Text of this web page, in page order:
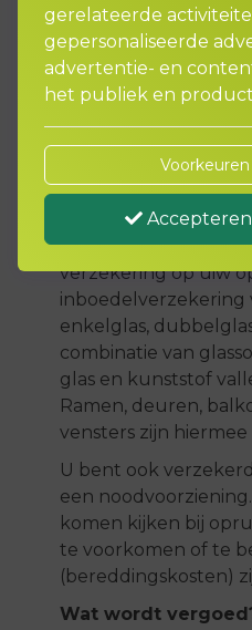
Een kapotte ruit
huis of een
van een boom? De
schade die ontstaat
huis. Ook als u per
De Glasverzekering
verzekering op uiw
inboedelverzekering
enkelglas,
combinatie van
glas en kunststof
Ramen, deuren,
vensters zijn
U bent ook
een
komen kijken bij
te voorkomen of te
(bereddingskosten)
Wat wordt
gerelateerde
gepersonaliseerde
advertentie- en
het publiek en